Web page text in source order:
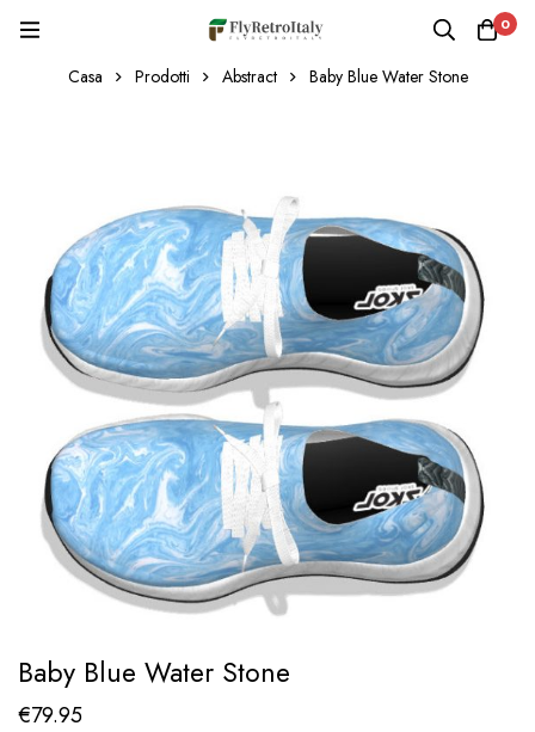
0
Casa Prodotti Abstract Baby Blue Water Stone
Baby Blue Water Stone
€79.95